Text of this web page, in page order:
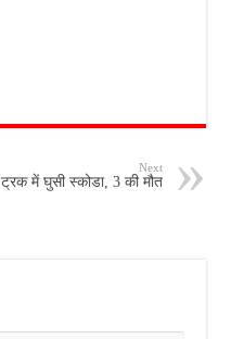
Next
ट्रक में घुसी स्कोडा, 3 की मौत